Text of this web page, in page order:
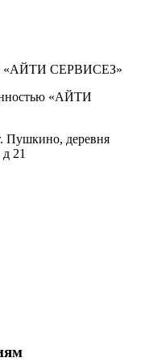
«АЙТИ СЕРВИСЕЗ»
«АЙТИ
Пушкино, деревня
21